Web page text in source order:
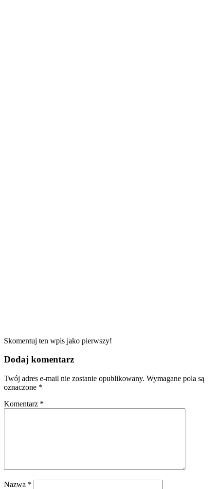
Skomentuj ten wpis jako pierwszy!
Dodaj komentarz
Twój adres e-mail nie zostanie opublikowany. Wymagane pola są
oznaczone *
Komentarz *
Nazwa *